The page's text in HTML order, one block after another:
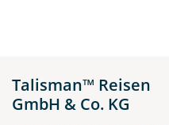
Talisman™ Reisen
GmbH & Co. KG